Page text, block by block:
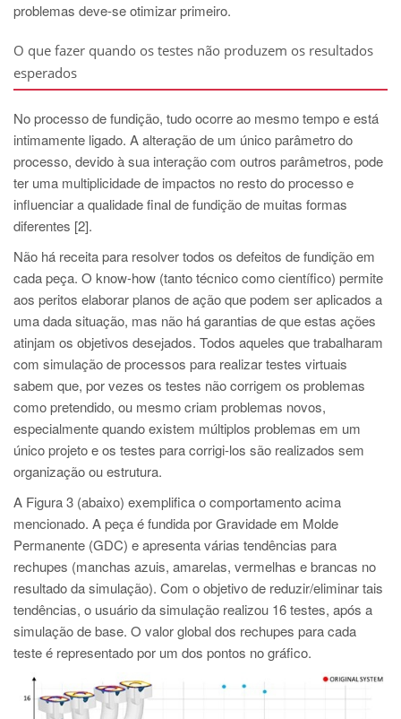
problemas deve-se otimizar primeiro.
O que fazer quando os testes não produzem os resultados
esperados
No processo de fundição, tudo ocorre ao mesmo tempo e está
intimamente ligado. A alteração de um único parâmetro do
processo, devido à sua interação com outros parâmetros, pode
ter uma multiplicidade de impactos no resto do processo e
influenciar a qualidade final de fundição de muitas formas
diferentes [2].
Não há receita para resolver todos os defeitos de fundição em
cada peça. O know-how (tanto técnico como científico) permite
aos peritos elaborar planos de ação que podem ser aplicados a
uma dada situação, mas não há garantias de que estas ações
atinjam os objetivos desejados. Todos aqueles que trabalharam
com simulação de processos para realizar testes virtuais
sabem que, por vezes os testes não corrigem os problemas
como pretendido, ou mesmo criam problemas novos,
especialmente quando existem múltiplos problemas em um
único projeto e os testes para corrigi-los são realizados sem
organização ou estrutura.
A Figura 3 (abaixo) exemplifica o comportamento acima
mencionado. A peça é fundida por Gravidade em Molde
Permanente (GDC) e apresenta várias tendências para
rechupes (manchas azuis, amarelas, vermelhas e brancas no
resultado da simulação). Com o objetivo de reduzir/eliminar tais
tendências, o usuário da simulação realizou 16 testes, após a
simulação de base. O valor global dos rechupes para cada
teste é representado por um dos pontos no gráfico.